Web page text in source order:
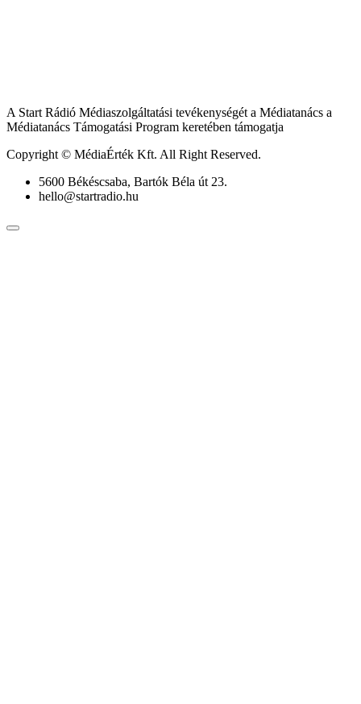
A Start Rádió Médiaszolgáltatási tevékenységét a Médiatanács a
Médiatanács Támogatási Program keretében támogatja
Copyright © MédiaÉrték Kft. All Right Reserved.
5600 Békéscsaba, Bartók Béla út 23.
hello@startradio.hu